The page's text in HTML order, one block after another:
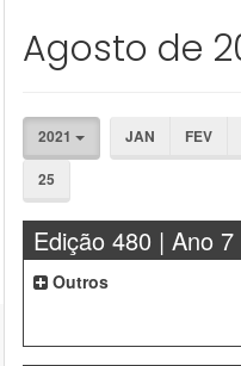
Agosto de
2021 JAN
FEV
25
Edição 480 | Ano 7
Outros